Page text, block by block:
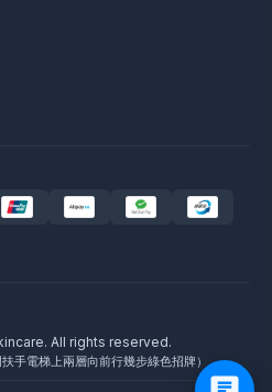
All rights reserved.
手電梯上兩層向前行幾步綠色招牌）